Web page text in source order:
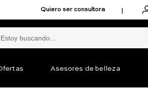
Quiero ser consultora |
Asesores de belleza